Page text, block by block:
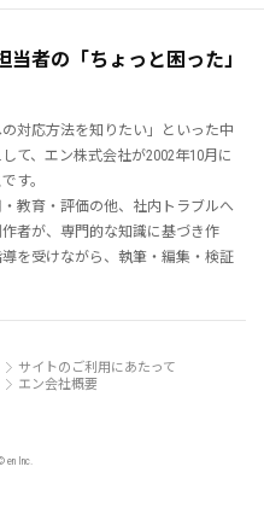
者の「ちょっと困った」
対応方法を知りたい」といった中
て、エン株式会社が2002年10月に
す。
教育・評価の他、社内トラブルへ
者が、専門的な知識に基づき作
を受けながら、執筆・編集・検証
サイトのご利用にあたって
エン会社概要
en Inc.